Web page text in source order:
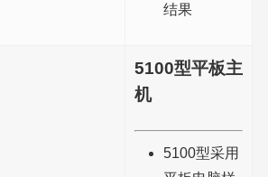
结果
5100型平板主
机
5100型采用